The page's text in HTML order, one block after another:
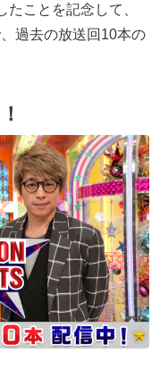
ことを記念して、
過去の放送回10本の